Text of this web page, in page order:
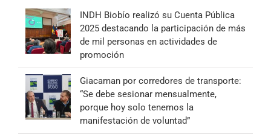
INDH Biobío realizó su Cuenta Pública
2025 destacando la participación de más
de mil personas en actividades de
promoción
Giacaman por corredores de transporte:
“Se debe sesionar mensualmente,
porque hoy solo tenemos la
manifestación de voluntad”